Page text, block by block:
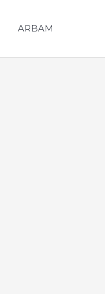
ARBAM